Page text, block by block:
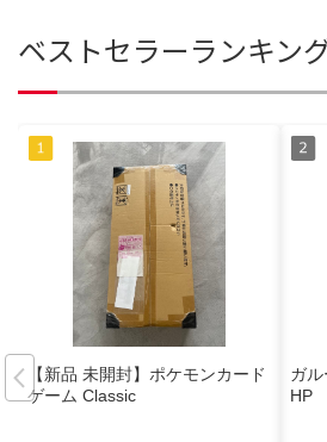
ベストセラーランキン
【新品 未開封】ポケモンカード
ゲーム Classic
ガル
HP